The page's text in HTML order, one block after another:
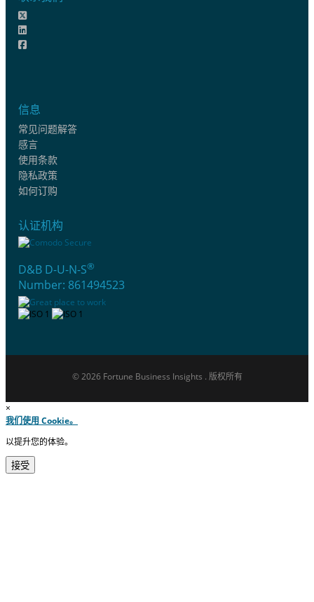
信息
常见问题解答
感言
使用条款
隐私政策
如何订购
认证机构
D&B D-U-N-S®
Number: 861494523
© 2026 Fortune Business Insights . 版权所有
×
我们使用 Cookie。
以提升您的体验。
接受